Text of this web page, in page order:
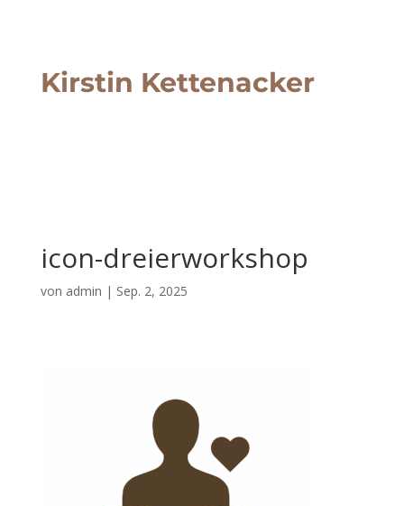
Kirstin Kettenacker
icon-dreierworkshop
von admin | Sep. 2, 2025